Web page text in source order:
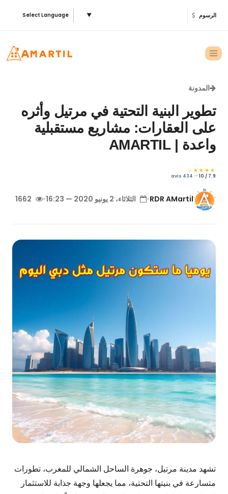
Select Language ▼ الرسوم
المدونة
تطوير البنية التحتية في مرتيل وأثره
على العقارات: مشاريع مستقبلية
واعدة | AMARTIL
★★★★☆
7.9 / 10
—
434 avis
RDR AMartil
• الثلاثاء، 2 يونيو 2020 — 16:23 •
تشهد مدينة مرتيل، جوهرة الساحل الشمالي للمغرب، تطورات
متسارعة في بنيتها التحتية، مما يجعلها وجهة جذابة للاستثمار